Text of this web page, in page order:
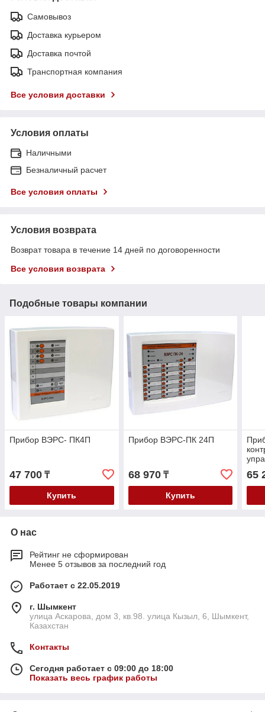
Самовывоз
Доставка курьером
Доставка почтой
Транспортная компания
Все условия доставки
Условия оплаты
Наличными
Безналичный расчет
Все условия оплаты
Условия возврата
Возврат товара в течение 14 дней по договоренности
Все условия возврата
Подобные товары компании
Прибор ВЭРС- ПК4П
47 700 ₸
Купить
Прибор ВЭРС-ПК 24П
68 970₸
Купить
65
О нас
Рейтинг не сформирован
Менее 5 отзывов за последний год
Работает с 22.05.2019
г. Шымкент
улица Аскарова, дом 3, кв.98. улица Кызыл, 6, Шымкент,
Казахстан
Контакты
Сегодня работает с 09:00 до 18:00
Показать весь график работы